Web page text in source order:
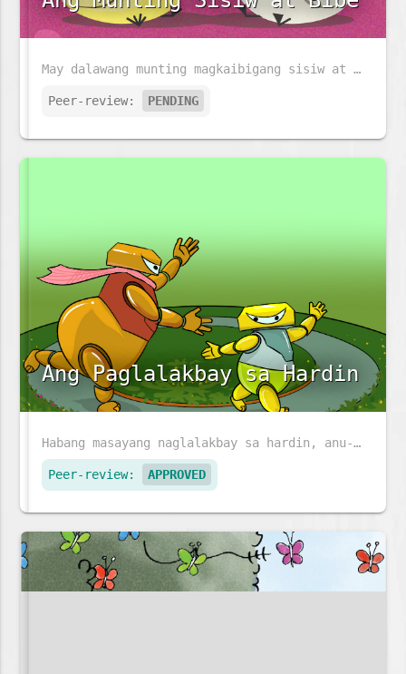
May dalawang munting magkaibigang sisiw at bibe na may taglay na magkaibang lakas, tunghayan natin kung papaano nila magagamit ito upang matulungan ang isa't isa.
Peer-review: PENDING
Ang Paglalakbay sa Hardin
Habang masayang naglalakbay sa hardin, anu-ano ang mga makikita ni Sophea at ng kanyang ina?
Peer-review: APPROVED